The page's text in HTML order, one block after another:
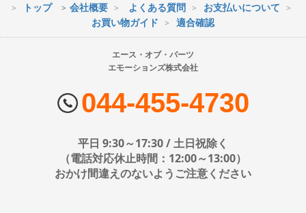
※最短到着をご希望の場合、時間指定不可の地域があります。
※配送業者の状況により荷物に遅延が生じる場合もございますので
ヤマト運輸・佐川急便・日本郵便・西濃運輸を使用しております。
配送会社はお選びいただけません。
時間指定は下記の通りです。
トップ 会社概要 よくある質問
お支払いについて
お買い物ガイド
適合確認
エース・オブ・パーツ
エモーションズ株式会社
044-455-4730
平日 9:30～17:30 / 土日祝除く
（電話対応休止時間：12:00～13:00）
おかけ間違えのないようご注意ください